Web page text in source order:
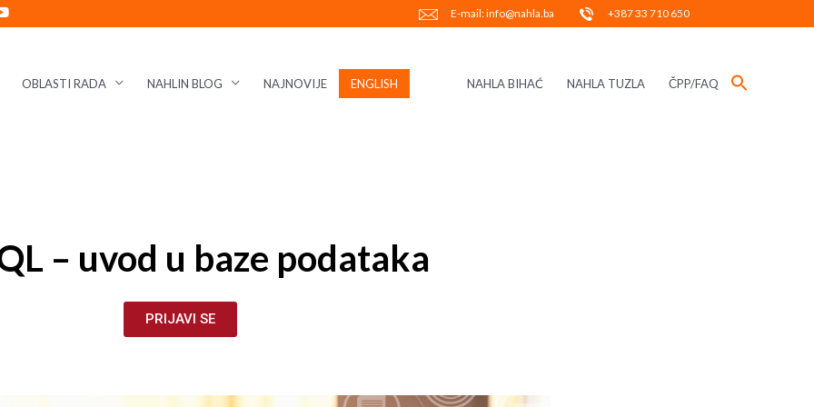
E-mail: info@nahla.ba +387 33 710 650
OBLASTI RADA NAHLIN BLOG NAJNOVIJE ENGLISH NAHLA BIHAĆ NAHLA TUZLA ČPP/FAQ
– uvod u baze podataka
PRIJAVI SE